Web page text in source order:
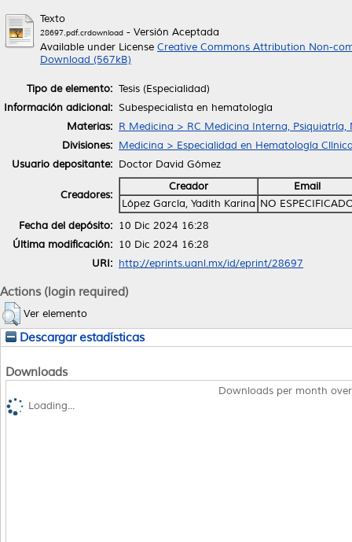
Texto
28697.pdf.crdownload - Versión Aceptada
Available under License Creative Commons Attribution Non-
Download (567kB)
Tipo de elemento: Tesis (Especialidad)
Información adicional: Subespecialista en hematología
Materias: R Medicina > RC Medicina Interna, Psiquiatría,
Divisiones: Medicina > Especialidad en Hematología
Usuario depositante: Doctor David Gómez
Creadores:
Creador
Email
López García, Yadith Karina NO
Fecha del depósito: 10 Dic 2024 16:28
Última modificación: 10 Dic 2024 16:28
URI: http://eprints.uanl.mx/id/eprint/28697
Actions (login required)
Ver elemento
Descargar estadísticas
Downloads
Downloads per month
Loading...